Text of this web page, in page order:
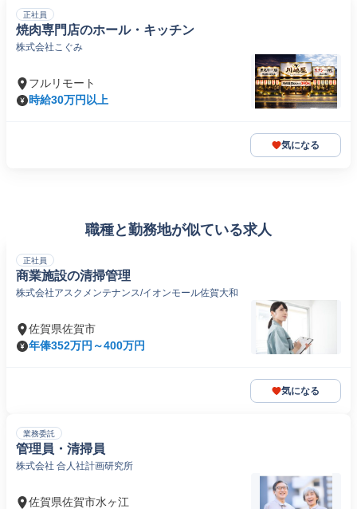
正社員
焼肉専門店のホール・キッチン
株式会社こぐみ
フルリモート
時給30万円以上
気になる
職種と勤務地が似ている求人
正社員
商業施設の清掃管理
株式会社アスクメンテナンス/イオンモール佐賀大和
佐賀県佐賀市
年俸352万円～400万円
気になる
業務委託
管理員・清掃員
株式会社 合人社計画研究所
佐賀県佐賀市水ヶ江